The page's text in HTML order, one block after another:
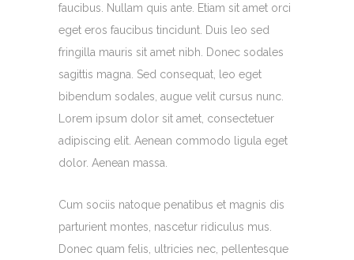
faucibus. Nullam quis ante. Etiam sit amet orci
eget eros faucibus tincidunt. Duis leo sed
fringilla mauris sit amet nibh. Donec sodales
sagittis magna. Sed consequat, leo eget
bibendum sodales, augue velit cursus nunc.
Lorem ipsum dolor sit amet, consectetuer
adipiscing elit. Aenean commodo ligula eget
dolor. Aenean massa.
Cum sociis natoque penatibus et magnis dis
parturient montes, nascetur ridiculus mus.
Donec quam felis, ultricies nec, pellentesque